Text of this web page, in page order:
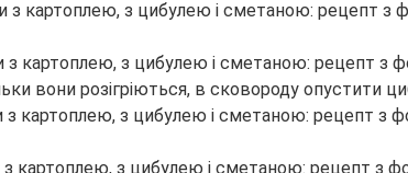
вони розігріються, в сковороду опустити